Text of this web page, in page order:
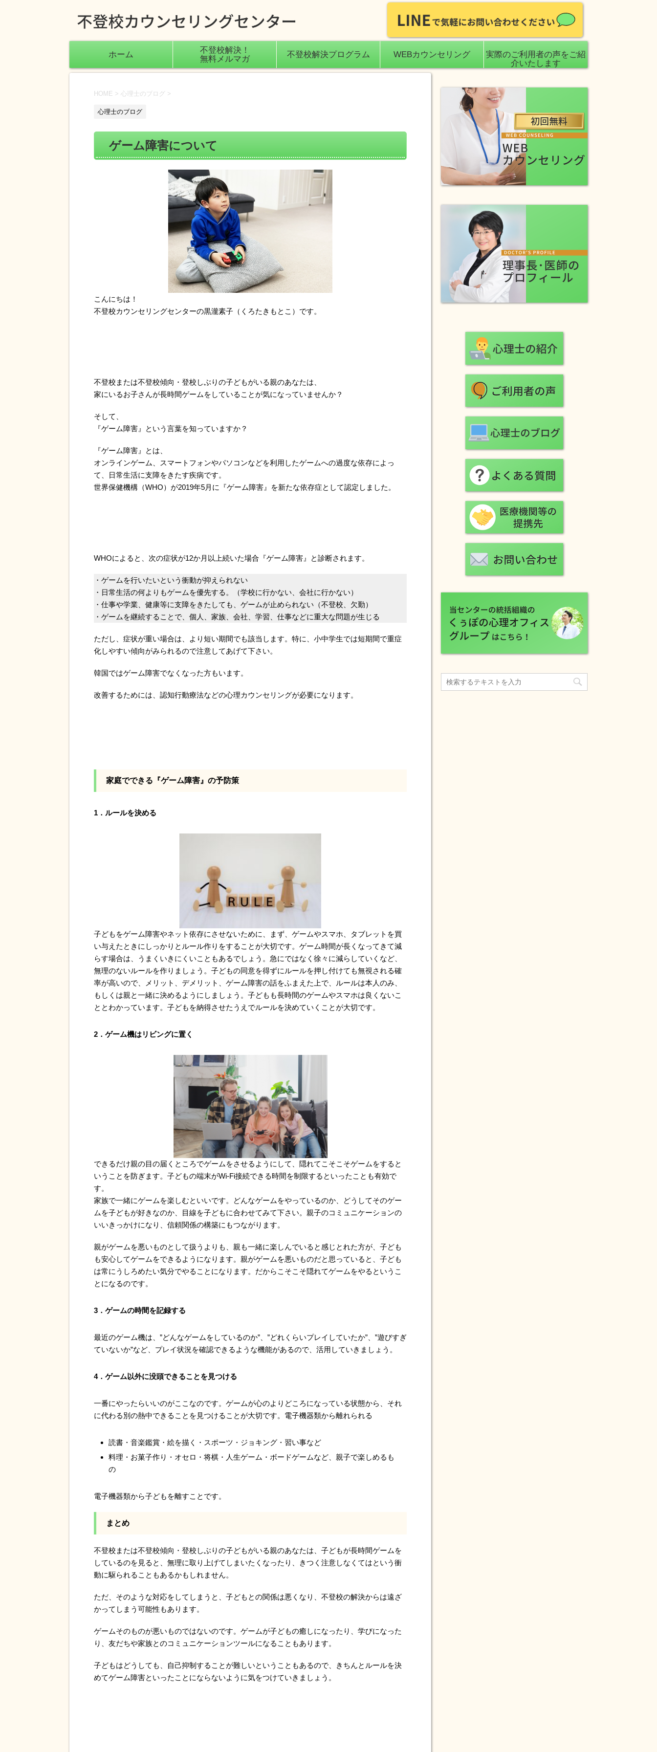
ホーム
不登校解決！
無料メルマガ
不登校解決プログラム WEBカウンセリング
実際のご利用者の声をご紹
介いたします
HOME > 心理士のブログ >
心理士のブログ
ゲーム障害について
こんにちは！
不登校カウンセリングセンターの黒瀧素子（くろたきもとこ）です。
不登校または不登校傾向・登校しぶりの子どもがいる親のあなたは、
家にいるお子さんが長時間ゲームをしていることが気になっていませんか？
そして、
『ゲーム障害』という言葉を知っていますか？
『ゲーム障害』とは、
オンラインゲーム、スマートフォンやパソコンなどを利用したゲームへの過度な依存によっ
て、日常生活に支障をきたす疾病です。
世界保健機構（WHO）が2019年5月に『ゲーム障害』を新たな依存症として認定しました。
WHOによると、次の症状が12か月以上続いた場合『ゲーム障害』と診断されます。
・ゲームを行いたいという衝動が抑えられない
・日常生活の何よりもゲームを優先する。（学校に行かない、会社に行かない）
・仕事や学業、健康等に支障をきたしても、ゲームが止められない（不登校、欠勤）
・ゲームを継続することで、個人、家族、会社、学習、仕事などに重大な問題が生じる
ただし、症状が重い場合は、より短い期間でも該当します。特に、小中学生では短期間で重症
化しやすい傾向がみられるので注意してあげて下さい。
韓国ではゲーム障害でなくなった方もいます。
改善するためには、認知行動療法などの心理カウンセリングが必要になります。
家庭でできる『ゲーム障害』の予防策
1．ルールを決める
子どもをゲーム障害やネット依存にさせないために、まず、ゲームやスマホ、タブレットを買
い与えたときにしっかりとルール作りをすることが大切です。ゲーム時間が長くなってきて減
らす場合は、うまくいきにくいこともあるでしょう。急にではなく徐々に減らしていくなど、
無理のないルールを作りましょう。子どもの同意を得ずにルールを押し付けても無視される確
率が高いので、メリット、デメリット、ゲーム障害の話をふまえた上で、ルールは本人のみ、
もしくは親と一緒に決めるようにしましょう。子どもも長時間のゲームやスマホは良くないこ
ととわかっています。子どもを納得させたうえでルールを決めていくことが大切です。
2．ゲーム機はリビングに置く
できるだけ親の目の届くところでゲームをさせるようにして、隠れてこそこそゲームをすると
いうことを防ぎます。子どもの端末がWi-Fi接続できる時間を制限するといったことも有効で
す。
家族で一緒にゲームを楽しむといいです。どんなゲームをやっているのか、どうしてそのゲー
ムを子どもが好きなのか、目線を子どもに合わせてみて下さい。親子のコミュニケーションの
いいきっかけになり、信頼関係の構築にもつながります。
親がゲームを悪いものとして扱うよりも、親も一緒に楽しんでいると感じとれた方が、子ども
も安心してゲームをできるようになります。親がゲームを悪いものだと思っていると、子ども
は常にうしろめたい気分でやることになります。だからこそこそ隠れてゲームをやるというこ
とになるのです。
3．ゲームの時間を記録する
最近のゲーム機は、”どんなゲームをしているのか”、”どれくらいプレイしていたか”、”遊びすぎ
ていないか”など、プレイ状況を確認できるような機能があるので、活用していきましょう。
4．ゲーム以外に没頭できることを見つける
一番にやったらいいのがここなのです。ゲームが心のよりどころになっている状態から、それ
に代わる別の熱中できることを見つけることが大切です。電子機器類から離れられる
読書・音楽鑑賞・絵を描く・スポーツ・ジョキング・習い事など
料理・お菓子作り・オセロ・将棋・人生ゲーム・ボードゲームなど、親子で楽しめるも
の
電子機器類から子どもを離すことです。
まとめ
不登校または不登校傾向・登校しぶりの子どもがいる親のあなたは、子どもが長時間ゲームを
しているのを見ると、無理に取り上げてしまいたくなったり、きつく注意しなくてはという衝
動に駆られることもあるかもしれません。
ただ、そのような対応をしてしまうと、子どもとの関係は悪くなり、不登校の解決からは遠ざ
かってしまう可能性もあります。
ゲームそのものが悪いものではないのです。ゲームが子どもの癒しになったり、学びになった
り、友だちや家族とのコミュニケーションツールになることもあります。
子どもはどうしても、自己抑制することが難しいということもあるので、きちんとルールを決
めてゲーム障害といったことにならないように気をつけていきましょう。